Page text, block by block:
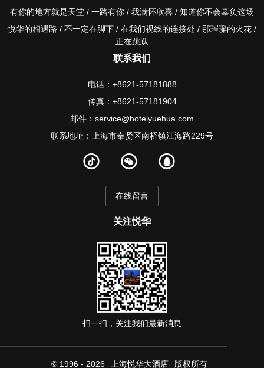
有你的地方就是天堂 / 一路有你 / 我满怀欣喜 / 知道你不会辜负这场
悦华的相遇路 / 不一定在脚下 / 在我们视线的连接处 / 那璀璨的火花 /
正在跳跃
联系我们
电话：+8621-57181888
传真：+8621-57181904
邮件：service@hotelyuehua.com
联系地址：上海市奉贤区南桥镇江海路229号
在线留言
关注悦华
扫一扫，关注我们最新消息
© 1996 - 2026 上海悦华大酒店 版权所有